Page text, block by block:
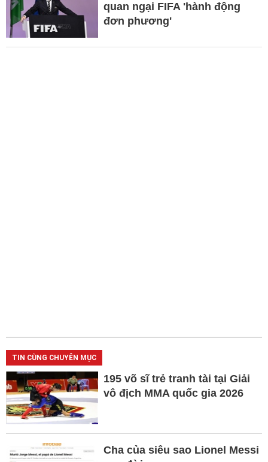
quan ngại FIFA 'hành động
đơn phương'
TIN CÙNG CHUYÊN MỤC
195 võ sĩ trẻ tranh tài tại Giải
vô địch MMA quốc gia 2026
Cha của siêu sao Lionel Messi